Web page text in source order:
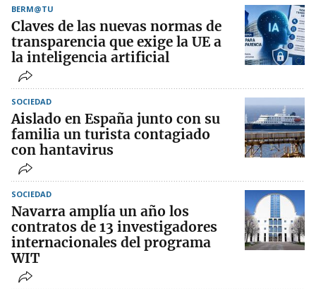
BERM@TU
Claves de las nuevas normas de
transparencia que exige la UE a
la inteligencia artificial
SOCIEDAD
Aislado en España junto con su
familia un turista contagiado
con hantavirus
SOCIEDAD
Navarra amplía un año los
contratos de 13 investigadores
internacionales del programa
WIT